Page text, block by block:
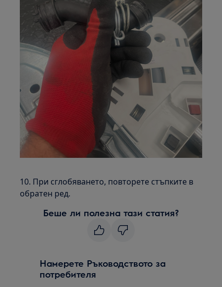
10. При сглобяването, повторете стъпките в
обратен ред.
Беше ли полезна тази статия?
Намерете Ръководството за
потребителя